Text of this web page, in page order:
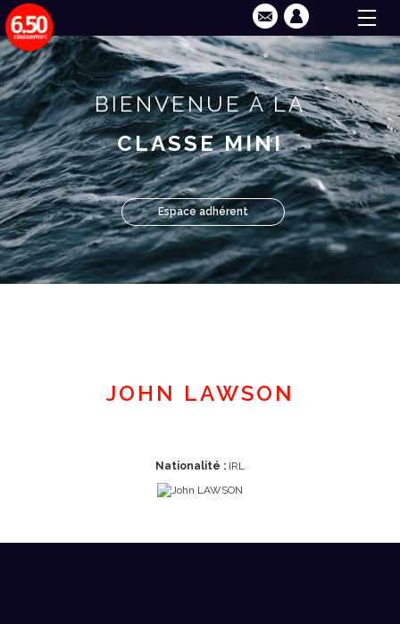
BIENVENUE À LA
CLASSE MINI
Espace adhérent
JOHN LAWSON
Nationalité : IRL